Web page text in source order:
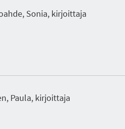
Sonia, kirjoittaja
Paula, kirjoittaja